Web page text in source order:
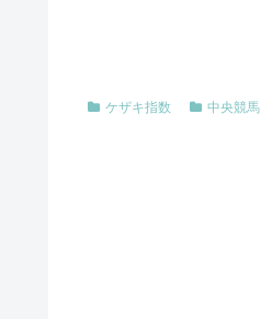
ケザキ指数 中央競馬